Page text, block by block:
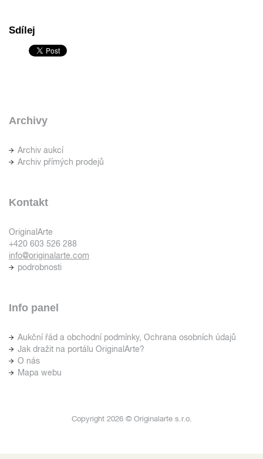
Sdílej
Archivy
Archiv aukcí
Archiv přímých prodejů
Kontakt
OriginalArte
+420 603 526 288
info@originalarte.com
podrobnosti
Info panel
Aukční řád a obchodní podmínky, Ochrana osobních údajů
Jak dražit na portálu OriginalArte?
O nás
Mapa webu
Copyright 2026 © Originalarte s.r.o.